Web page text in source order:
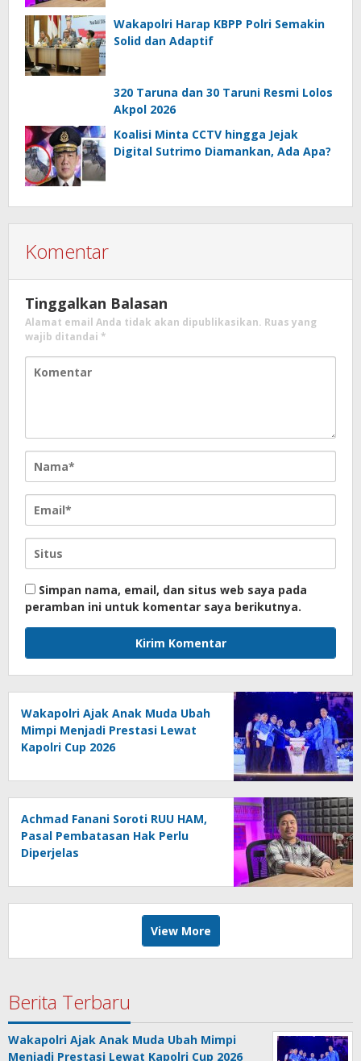
Wakapolri Harap KBPP Polri Semakin
Solid dan Adaptif
320 Taruna dan 30 Taruni Resmi Lolos
Akpol 2026
Koalisi Minta CCTV hingga Jejak
Digital Sutrimo Diamankan, Ada Apa?
Komentar
Tinggalkan Balasan
Alamat email Anda tidak akan dipublikasikan. Ruas yang
wajib ditandai *
Simpan nama, email, dan situs web saya pada
peramban ini untuk komentar saya berikutnya.
Wakapolri Ajak Anak Muda Ubah
Mimpi Menjadi Prestasi Lewat
Kapolri Cup 2026
Achmad Fanani Soroti RUU HAM,
Pasal Pembatasan Hak Perlu
Diperjelas
View More
Berita Terbaru
Wakapolri Ajak Anak Muda Ubah Mimpi
Menjadi Prestasi Lewat Kapolri Cup 2026